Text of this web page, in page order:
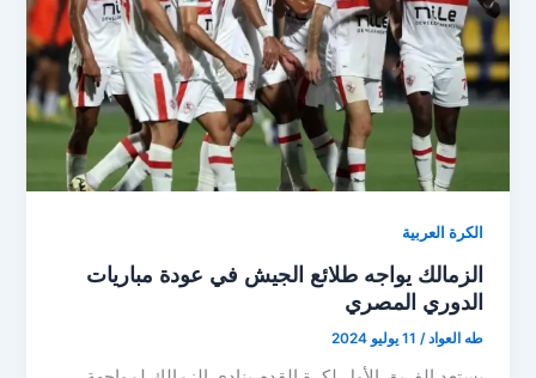
الكرة العربية
الزمالك يواجه طلائع الجيش في عودة مباريات
الدوري المصري
طه العواد/ 11 يوليو 2024